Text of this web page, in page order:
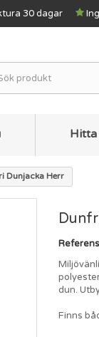
30 dagar
Dunjacka Herr
Referens
dun.
Finns